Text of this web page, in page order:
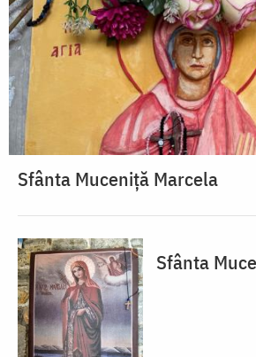
Sfânta Muceniță Marcela
Sfânta